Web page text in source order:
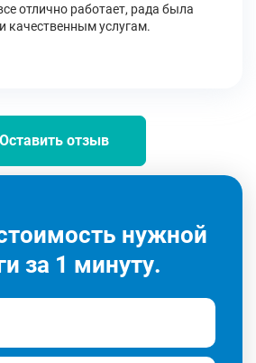
отлично работает, рада была
качественным услугам.
Оставить отзыв
нужной
за 1 минуту.